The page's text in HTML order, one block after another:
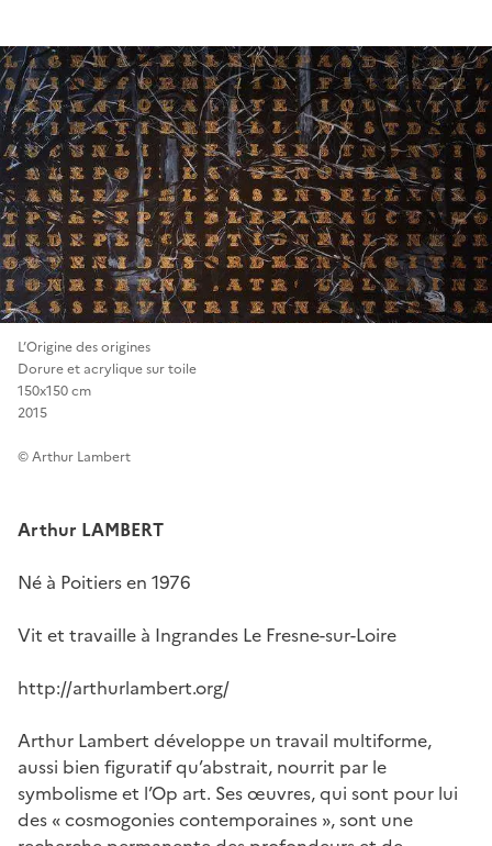
L’Origine des origines
Dorure et acrylique sur toile
150x150 cm
2015
© Arthur Lambert
Arthur LAMBERT
Né à Poitiers en 1976
Vit et travaille à Ingrandes Le Fresne-sur-Loire
http://arthurlambert.org/
Arthur Lambert développe un travail multiforme,
aussi bien figuratif qu’abstrait, nourrit par le
symbolisme et l’Op art. Ses œuvres, qui sont pour lui
des « cosmogonies contemporaines », sont une